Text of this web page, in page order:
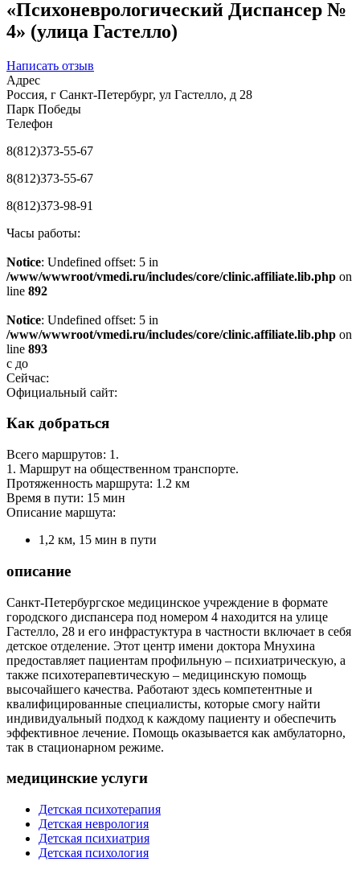
«Психоневрологический Диспансер №
4» (улица Гастелло)
Написать отзыв
Адрес
Россия, г Санкт-Петербург, ул Гастелло, д 28
Парк Победы
Телефон
8(812)373-55-67
8(812)373-55-67
8(812)373-98-91
Часы работы:
Notice: Undefined offset: 5 in
/www/wwwroot/vmedi.ru/includes/core/clinic.affiliate.lib.php on
line 892
Notice: Undefined offset: 5 in
/www/wwwroot/vmedi.ru/includes/core/clinic.affiliate.lib.php on
line 893
с до
Сейчас:
Официальный сайт:
Как добраться
Всего маршрутов: 1.
1. Маршрут на общественном транспорте.
Протяженность маршрута: 1.2 км
Время в пути: 15 мин
Описание маршута:
1,2 км, 15 мин в пути
описание
Санкт-Петербургское медицинское учреждение в формате
городского диспансера под номером 4 находится на улице
Гастелло, 28 и его инфрастуктура в частности включает в себя
детское отделение. Этот центр имени доктора Мнухина
предоставляет пациентам профильную – психиатрическую, а
также психотерапевтическую – медицинскую помощь
высочайшего качества. Работают здесь компетентные и
квалифицированные специалисты, которые смогу найти
индивидуальный подход к каждому пациенту и обеспечить
эффективное лечение. Помощь оказывается как амбулаторно,
так в стационарном режиме.
медицинские услуги
Детская психотерапия
Детская неврология
Детская психиатрия
Детская психология